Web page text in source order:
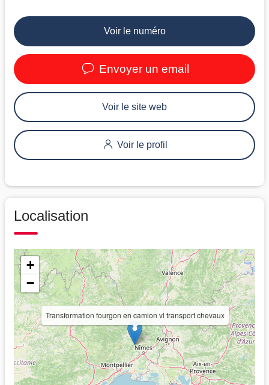
Voir le numéro
Envoyer un email
Voir le site web
Voir le profil
Localisation
Transformation fourgon en camion vl transport chevaux
+
−